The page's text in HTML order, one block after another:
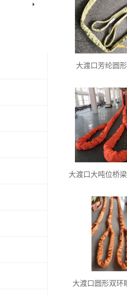
大渡口芳纶圆
大渡口大吨位桥
大渡口圆形双环